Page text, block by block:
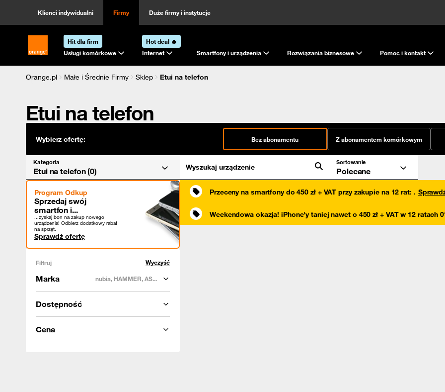
Klienci indywidualni Firmy Duże firmy i instytucje
Strona główna Orange.pl
Hit dla firm
Usługi komórkowe
Hot deal 🔥
Internet
Smartfony i urządzenia Rozwiązania biznesowe Pomoc i kontakt
Orange.pl Małe i Średnie Firmy Sklep
Etui na telefon
Etui na telefon
Wybierz ofertę: Bez abonamentu Z abonamentem komórkowym
Kategoria
Etui na telefon (0) Wyszukaj urządzenie
Sortowanie
Polecane
Program Odkup
Sprzedaj swój
smartfon i...
...zyskaj bon na zakup nowego
urządzenia! Odbierz dodatkowy rabat
na sprzęt.
Sprawdź ofertę
Filtruj Wyczyść
Marka nubia, HAMMER, AS...
Dostępność
Cena
Przeceny na smartfony do 450 zł + VAT przy zakupie na 12 rat: .
Weekendowa okazja! iPhone'y taniej nawet o 450 zł + VAT w 12 ratach